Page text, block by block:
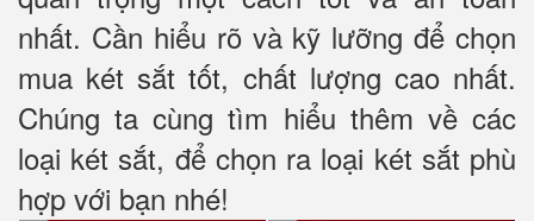
nhất. Cần hiểu rõ và kỹ lưỡng để chọn
mua két sắt tốt, chất lượng cao nhất.
Chúng ta cùng tìm hiểu thêm về các
loại két sắt, để chọn ra loại két sắt phù
hợp với bạn nhé!